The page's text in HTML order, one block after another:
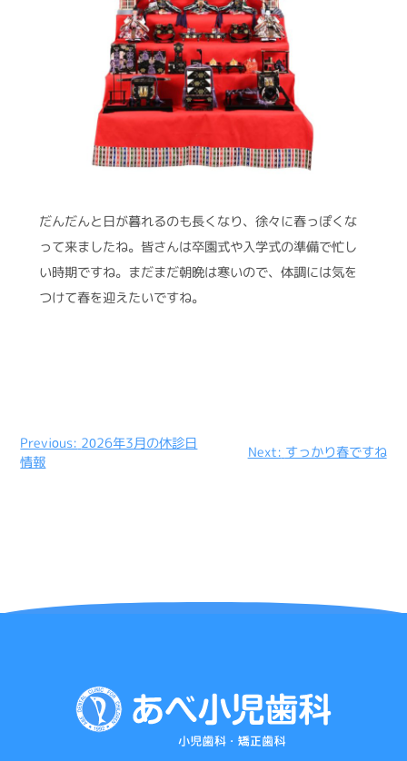
だんだんと日が暮れるのも長くなり、徐々に春っぽくな
って来ましたね。皆さんは卒園式や入学式の準備で忙し
い時期ですね。まだまだ朝晩は寒いので、体調には気を
つけて春を迎えたいですね。
投
稿
Previous: 2026年3月の休診日
情報
Next: すっかり春ですね